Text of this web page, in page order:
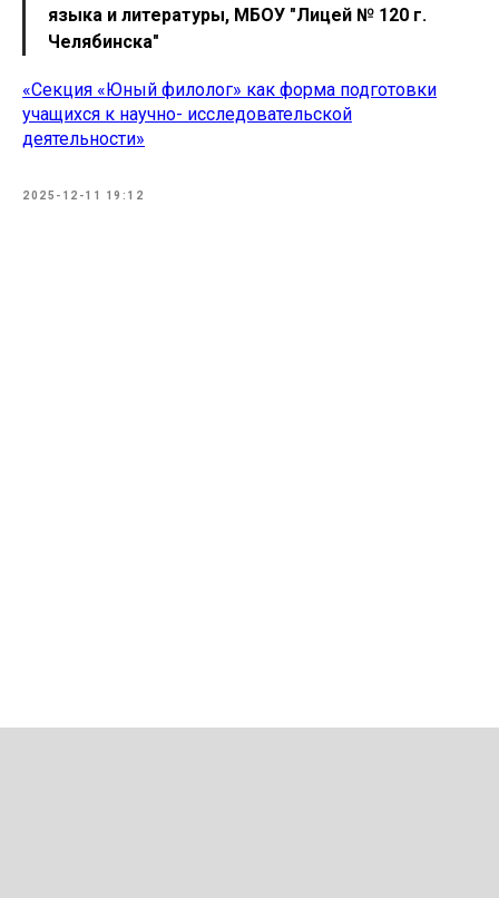
языка и литературы, МБОУ "Лицей № 120 г.
Челябинска"
«Секция «Юный филолог» как форма подготовки
учащихся к научно- исследовательской
деятельности»
2025-12-11 19:12